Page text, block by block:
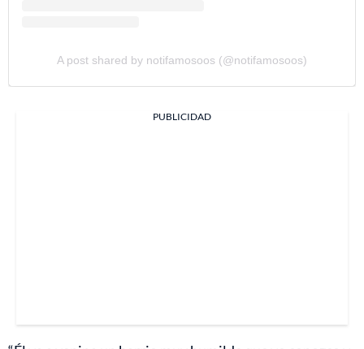
A post shared by notifamosoos (@notifamosoos)
PUBLICIDAD